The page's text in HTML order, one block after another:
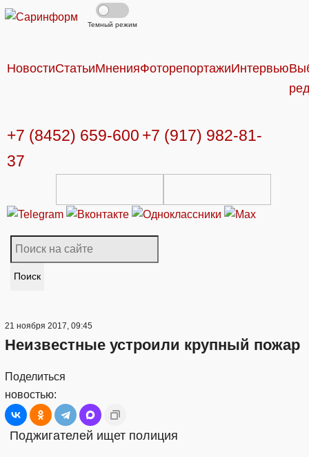
Темный режим
НовостиСтатьиМненияФоторепортажиИнтервью
+7 (8452) 659-600 +7 (917) 982-81-
37
Поиск
21 ноября 2017, 09:45
Неизвестные устроили крупный пожар
Поделиться
новостью:
Поджигателей ищет полиция